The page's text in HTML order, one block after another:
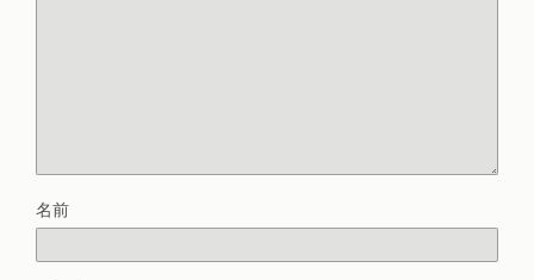
名前